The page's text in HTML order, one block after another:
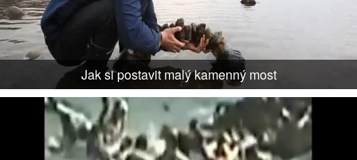
Jak si postavit malý kamenný most